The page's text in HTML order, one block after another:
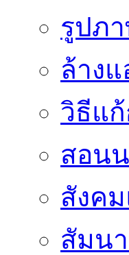
รูปภ
ล้าง
วิธีแ
สอน
สังค
สัมน